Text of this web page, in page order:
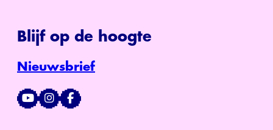
Blijf op de hoogte
Nieuwsbrief